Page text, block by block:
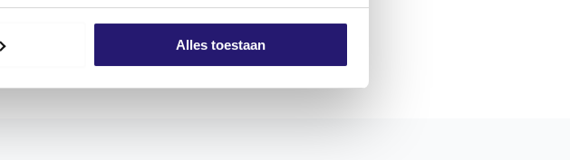
Alles toestaan
Hartholz (innen).